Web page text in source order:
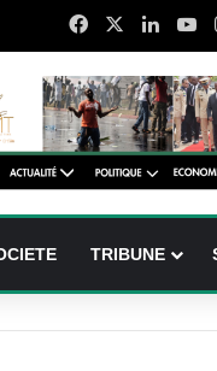
Facebook
TRIBUNE